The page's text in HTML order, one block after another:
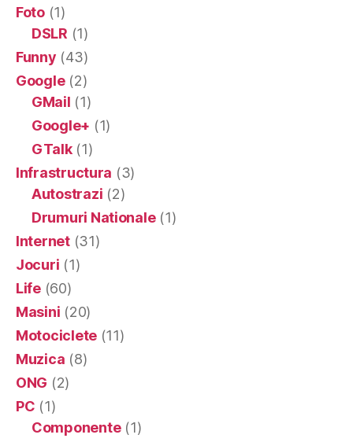
Foto(1)
DSLR (1)
Funny (43)
Google(2)
GMail (1)
Google+ (1)
GTalk(1)
Infrastructura (3)
Autostrazi (2)
Drumuri Nationale(1)
Internet(31)
Jocuri (1)
Life(60)
Masini (20)
Motociclete (11)
Muzica (8)
ONG (2)
PC (1)
Componente(1)